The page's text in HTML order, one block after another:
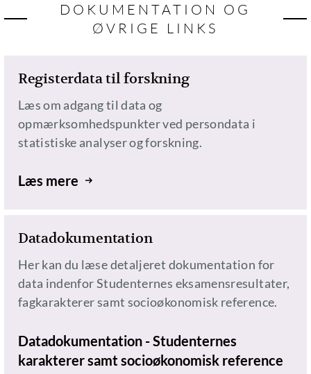
DOKUMENTATION OG
ØVRIGE LINKS
Registerdata til forskning
Læs om adgang til data og
opmærksomhedspunkter ved persondata i
statistiske analyser og forskning.
Læs mere
Datadokumentation
Her kan du læse detaljeret dokumentation for
data indenfor Studenternes eksamensresultater,
fagkarakterer samt socioøkonomisk reference.
Datadokumentation - Studenternes
karakterer samt socioøkonomisk reference